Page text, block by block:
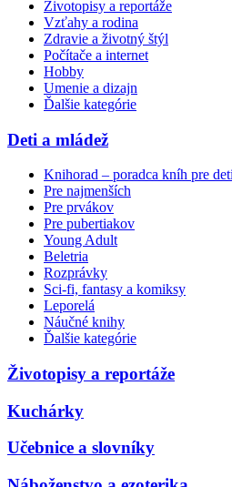
Životopisy a reportáže
Vzťahy a rodina
Zdravie a životný štýl
Počítače a internet
Hobby
Umenie a dizajn
Ďalšie kategórie
Deti a mládež
Knihorad – poradca kníh pre deti
Pre najmenších
Pre prvákov
Pre pubertiakov
Young Adult
Beletria
Rozprávky
Sci-fi, fantasy a komiksy
Leporelá
Náučné knihy
Ďalšie kategórie
Životopisy a reportáže
Kuchárky
Učebnice a slovníky